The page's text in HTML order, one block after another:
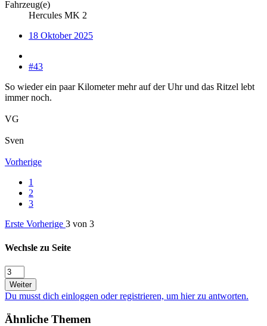
Fahrzeug(e)
Hercules MK 2
18 Oktober 2025
#43
So wieder ein paar Kilometer mehr auf der Uhr und das Ritzel lebt
immer noch.
VG
Sven
Vorherige
1
2
3
Erste Vorherige 3 von 3
Wechsle zu Seite
Weiter
Du musst dich einloggen oder registrieren, um hier zu antworten.
Ähnliche Themen